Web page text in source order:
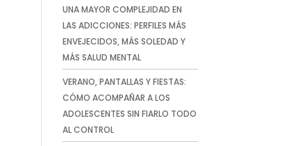
UNA MAYOR COMPLEJIDAD EN
LAS ADICCIONES: PERFILES MÁS
ENVEJECIDOS, MÁS SOLEDAD Y
MÁS SALUD MENTAL
VERANO, PANTALLAS Y FIESTAS:
CÓMO ACOMPAÑAR A LOS
ADOLESCENTES SIN FIARLO TODO
AL CONTROL